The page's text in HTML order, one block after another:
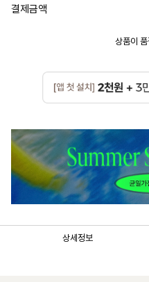
결제금액
상품이
상세정보